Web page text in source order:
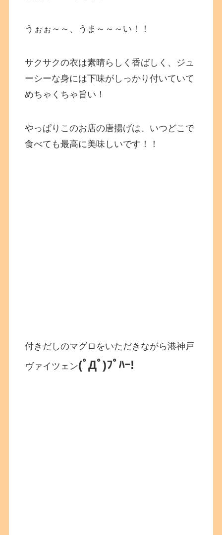
うぉぉ～～、うま～～～い！！
サクサクの衣は素晴らしく香ばしく、ジュ
ーシーな身には下味がしっかり付いていて
めちゃくちゃ旨い！
やっぱりこのお店の唐揚げは、いつどこで
食べても最高に美味しいです！！
付きだしのマグロをいただきながら港神戸
ヴァイツェン(ﾟДﾟ)ﾌﾟﾊｰ!